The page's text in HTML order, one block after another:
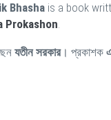
Bhasha is a book
Prokashon.
যতীন সরকার। প্রকাশক